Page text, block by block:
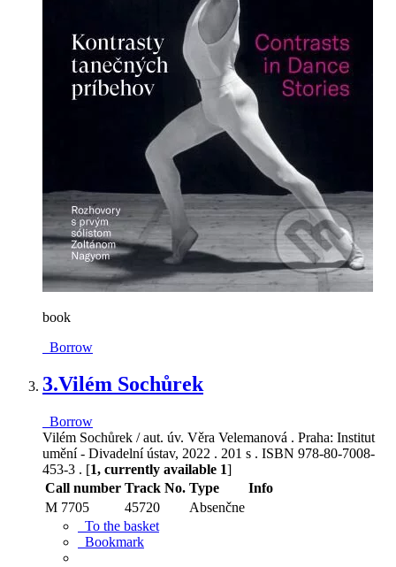
book
Borrow
3.Vilém Sochůrek
Borrow
Vilém Sochůrek / aut. úv. Věra Velemanová . Praha: Institut
umění - Divadelní ústav, 2022 . 201 s . ISBN 978-80-7008-
453-3 . [1, currently available 1]
Call number Track No. Type
Info
M 7705
45720
Absenčne
To the basket
Bookmark